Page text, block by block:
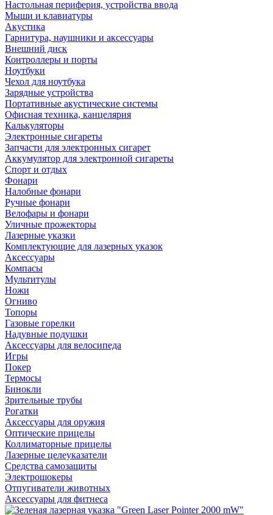
Настольная периферия, устройства ввода
Мыши и клавиатуры
Акустика
Гарнитура, наушники и аксессуары
Внешний диск
Контроллеры и порты
Ноутбуки
Чехол для ноутбука
Зарядные устройства
Портативные акустические системы
Офисная техника, канцелярия
Калькуляторы
Электронные сигареты
Запчасти для электронных сигарет
Аккумулятор для электронной сигареты
Спорт и отдых
Фонари
Налобные фонари
Ручные фонари
Велофары и фонари
Уличные прожекторы
Лазерные указки
Комплектующие для лазерных указок
Аксессуары
Компасы
Мультитулы
Ножи
Огниво
Топоры
Газовые горелки
Надувные подушки
Аксессуары для велосипеда
Игры
Покер
Термосы
Бинокли
Зрительные трубы
Рогатки
Аксессуары для оружия
Оптические прицелы
Коллиматорные прицелы
Лазерные целеуказатели
Средства самозащиты
Электрошокеры
Отпугиватели животных
Аксессуары для фитнеса